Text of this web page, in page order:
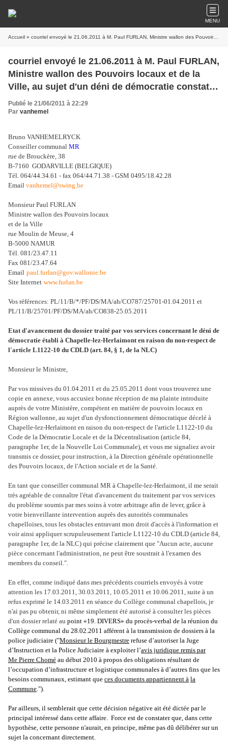
MENU
Accueil » courriel envoyé le 21.06.2011 à M. Paul FURLAN, Ministre wallon des Pouvoirs locaux et de la Ville, au sujet d'un déni de démocratie constaté à Chapelle-lez-Herlaimont
courriel envoyé le 21.06.2011 à M. Paul FURLAN,
Ministre wallon des Pouvoirs locaux et de la
Ville, au sujet d'un déni de démocratie constaté
à Chapelle-lez-Herlaimont
Publié le 21/06/2011 à 22:29
Par vanhemel
Bruno VANHEMELRYCK
Conseiller communal MR
rue de Brouckère, 38
B-7160 GODARVILLE (BELGIQUE)
Tél. 064/44.34.61 - fax 064/44.71.38 - GSM 0495/18.42.28
Email vanhemel@swing.be
Monsieur Paul FURLAN
Ministre wallon des Pouvoirs locaux
et de la Ville
rue Moulin de Meuse, 4
B-5000 NAMUR
Tél. 081/23.47.11
Fax 081/23.47.64
Email paul.furlan@gov.wallonie.be
Site Internet www.furlan.be
Vos références: PL/11/B/*/PF/DS/MA/ah/CO787/25701-01.04.2011 et
PL/11/B/25701/PF/DS/MA/ah/CO838-25.05.2011
Etat d'avancement du dossier traité par vos services concernant le déni de
démocratie établi à Chapelle-lez-Herlaimont en raison du non-respect de
l'article L1122-10 du CDLD (art. 84, § 1, de la NLC)
Monsieur le Ministre,
Par vos missives du 01.04.2011 et du 25.05.2011 dont vous trouverez une
copie en annexe, vous accusiez bonne réception de ma plainte introduite
auprès de votre Ministère, compétent en matière de pouvoirs locaux en
Région wallonne, au sujet d'un dysfonctionnement démocratique décelé à
Chapelle-lez-Herlaimont en raison du non-respect de l'article L1122-10 du
Code de la Démocratie Locale et de la Décentralisation (article 84,
paragraphe 1er, de la Nouvelle Loi Communale), et vous me signaliez avoir
transmis ce dossier, pour instruction, à la Direction générale opérationnelle
des Pouvoirs locaux, de l'Action sociale et de la Santé.
En tant que conseiller communal MR à Chapelle-lez-Herlaimont, il me serait
très agréable de connaître l'état d'avancement du traitement par vos services
du problème soumis par mes soins à votre arbitrage afin de lever, grâce à
votre bienveillante intervention auprès des autorités communales
chapelloises, tous les obstacles entravant mon droit d'accès à l'information et
voir ainsi appliquer scrupuleusement l'article L1122-10 du CDLD (article 84,
paragraphe 1er, de la NLC) qui précise clairement que "Aucun acte, aucune
pièce concernant l'administration, ne peut être soustrait à l'examen des
membres du conseil.".
En effet, comme indiqué dans mes précédents courriels envoyés à votre
attention les 17.03.2011, 30.03.2011, 10.05.2011 et 10.06.2011, suite à un
refus exprimé le 14.03.2011 en séance du Collège communal chapellois, je
n'ai pas pu obtenir, ni même simplement été autorisé à consulter les pièces
d'un dossier relaté au point «19. DIVERS» du procès-verbal de la réunion du
Collège communal du 28.02.2011 afférent à la transmission de dossiers à la
police judiciaire ("Monsieur le Bourgmestre refuse d’autoriser la Juge
d’Instruction et la Police Judiciaire à exploiter l’avis juridique remis par
Me Pierre Chomé au début 2010 à propos des obligations résultant de
l’occupation d’infrastructure et logistique communales à d’autres fins que les
besoins communaux, estimant que ces documents appartiennent à la
Commune.").
Par ailleurs, il semblerait que cette décision négative ait été dictée par le
principal intéressé dans cette affaire. Force est de constater que, dans cette
hypothèse, cette personne n'aurait, en principe, même pas dû délibérer sur un
sujet la concernant directement.